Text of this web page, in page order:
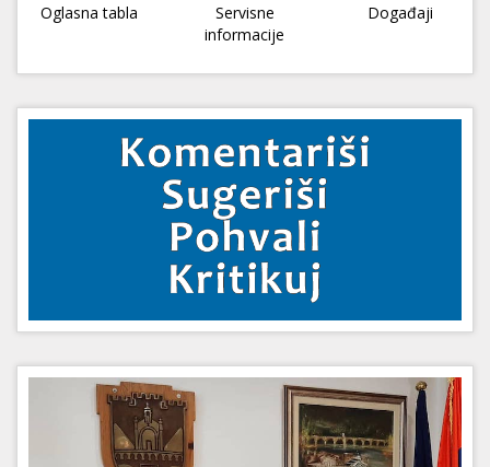
Oglasna tabla
Servisne
informacije
Događaji